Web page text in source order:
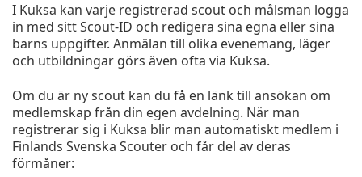
I Kuksa kan varje registrerad scout och målsman logga
in med sitt Scout-ID och redigera sina egna eller sina
barns uppgifter. Anmälan till olika evenemang, läger
och utbildningar görs även ofta via Kuksa.
Om du är ny scout kan du få en länk till ansökan om
medlemskap från din egen avdelning. När man
registrerar sig i Kuksa blir man automatiskt medlem i
Finlands Svenska Scouter och får del av deras
förmåner: